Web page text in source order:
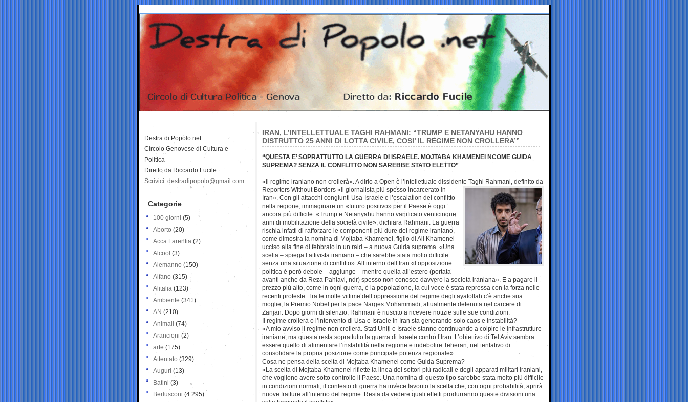
IRAN, L’INTELLETTUALE TAGHI RAHMANI: “TRUMP E NETANYAHU HANNO
DISTRUTTO 25 ANNI DI LOTTA CIVILE, COSI’ IL REGIME NON CROLLERA’”
“QUESTA E’ SOPRATTUTTO LA GUERRA DI ISRAELE. MOJTABA KHAMENEI NCOME GUIDA
SUPREMA? SENZA IL CONFLITTO NON SAREBBE STATO ELETTO”
«Il regime iraniano non crollerà». A dirlo a Open è l’intellettuale dissidente Taghi Rahmani, definito da
Reporters Without Borders «il giornalista più spesso incarcerato in
Iran». Con gli attacchi congiunti Usa-Israele e l’escalation del conflitto
nella regione, immaginare un «futuro positivo» per il Paese è oggi
ancora più difficile. «Trump e Netanyahu hanno vanificato venticinque
anni di mobilitazione della società civile», dichiara Rahmani. La guerra
rischia infatti di rafforzare le componenti più dure del regime iraniano,
come dimostra la nomina di Mojtaba Khamenei, figlio di Ali Khamenei –
ucciso alla fine di febbraio in un raid – a nuova Guida suprema. «Una
scelta – spiega l’attivista iraniano – che sarebbe stata molto difficile
senza una situazione di conflitto». All’interno dell’Iran «l’opposizione
politica è però debole – aggiunge – mentre quella all’estero (portata
avanti anche da Reza Pahlavi, ndr) spesso non conosce davvero la società iraniana». E a pagare il
prezzo più alto, come in ogni guerra, è la popolazione, la cui voce è stata repressa con la forza nelle
recenti proteste. Tra le molte vittime dell’oppressione del regime degli ayatollah c’è anche sua
moglie, la Premio Nobel per la pace Narges Mohammadi, attualmente detenuta nel carcere di
Zanjan. Dopo giorni di silenzio, Rahmani è riuscito a ricevere notizie sulle sue condizioni.
Il regime crollerà o l’intervento di Usa e Israele in Iran sta generando solo caos e instabilità?
«A mio avviso il regime non crollerà. Stati Uniti e Israele stanno continuando a colpire le infrastrutture
iraniane, ma questa resta soprattutto la guerra di Israele contro l’Iran. L’obiettivo di Tel Aviv sembra
essere quello di alimentare l’instabilità nella regione e indebolire Teheran, nel tentativo di
consolidare la propria posizione come principale potenza regionale».
Cosa ne pensa della scelta di Mojtaba Khamenei come Guida Suprema?
«La scelta di Mojtaba Khamenei riflette la linea dei settori più radicali e degli apparati militari iraniani,
che vogliono avere sotto controllo il Paese. Una nomina di questo tipo sarebbe stata molto più difficile
in condizioni normali, il contesto di guerra ha invece favorito la scelta che, con ogni probabilità, aprirà
nuove fratture all’interno del regime. Resta da vedere quali effetti produrranno queste divisioni una
Destra di Popolo.net
Circolo Genovese di Cultura e
Politica
Diretto da Riccardo Fucile
Scrivici: destradipopolo@gmail.com
Categorie
100 giorni (5)
Aborto (20)
Acca Larentia (2)
Alcool (3)
Alemanno (150)
Alfano (315)
Alitalia (123)
Ambiente (341)
AN (210)
Animali (74)
Arancioni (2)
arte (175)
Attentato (329)
Auguri (13)
Batini (3)
Berlusconi (4.295)